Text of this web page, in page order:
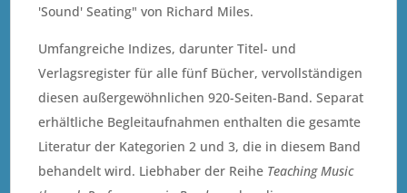
'Sound' Seating" von Richard Miles.
Umfangreiche Indizes, darunter Titel- und
Verlagsregister für alle fünf Bücher, vervollständigen
diesen außergewöhnlichen 920-Seiten-Band. Separat
erhältliche Begleitaufnahmen enthalten die gesamte
Literatur der Kategorien 2 und 3, die in diesem Band
behandelt wird. Liebhaber der Reihe Teaching Music